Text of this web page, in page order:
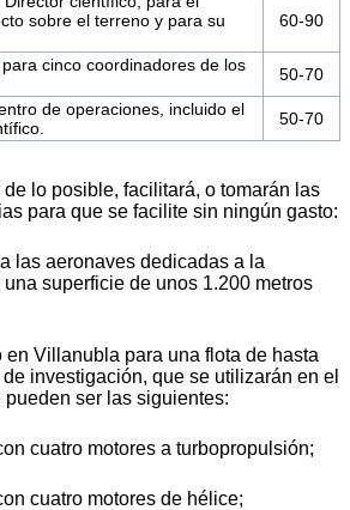
sobre el terreno y para su
60-90
cinco coordinadores de los
50-70
de operaciones, incluido el
50-70
lo posible, facilitará, o tomarán las
para que se facilite sin ningún gasto:
las aeronaves dedicadas a la
superficie de unos 1.200 metros
Villanubla para una flota de hasta
investigación, que se utilizarán en el
pueden ser las siguientes:
cuatro motores a turbopropulsión;
cuatro motores de hélice;